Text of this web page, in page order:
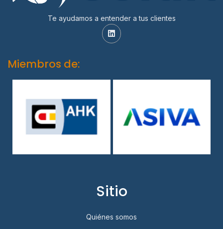
Te ayudamos a entender a tus clientes
Miembros de:
Sitio
Quiénes somos